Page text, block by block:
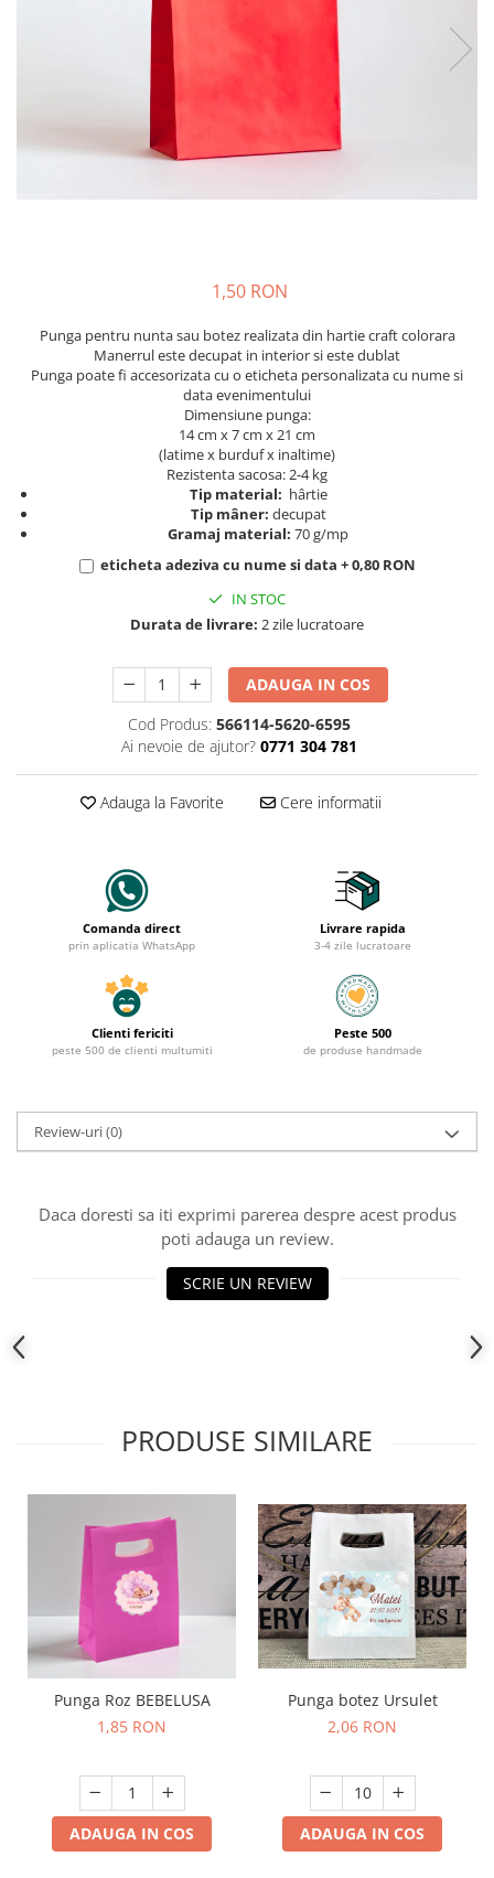
Meniuri & nr de BOTEZ
Plicuri si cartoane pentru INVITATII
TAVA pentru MOT
Invitatii BANCHET
Pahare Miri & Nasi
Inmormatare/pomana
Meniuri pentru NUNTA
Decoratiuni NUNTA
1,50 RON
Punga pentru nunta sau botez realizata din hartie craft colorara
Manerrul este decupat in interior si este dublat
Punga poate fi accesorizata cu o eticheta personalizata cu nume si
data evenimentului
Dimensiune punga:
14 cm x 7 cm x 21 cm
(latime x burduf x inaltime)
Rezistenta sacosa: 2-4 kg
Tip material: hârtie
Tip mâner: decupat
Gramaj material: 70 g/mp
eticheta adeziva cu nume si data + 0,80 RON
IN STOC
Durata de livrare: 2 zile lucratoare
ADAUGA IN COS
Cod Produs: 566114-5620-6595
Ai nevoie de ajutor? 0771 304 781
Adauga la Favorite Cere informatii
Comanda direct
prin aplicatia WhatsApp
Livrare rapida
3-4 zile lucratoare
Clienti fericiti
peste 500 de clienti multumiti
Peste 500
de produse handmade
Review-uri(0)
Daca doresti sa iti exprimi parerea despre acest produs
poti adauga un review.
SCRIE UN REVIEW
PRODUSE SIMILARE
Punga Roz BEBELUSA
1,85 RON
ADAUGA IN COS
Punga botez Ursulet
2,06 RON
ADAUGA IN COS